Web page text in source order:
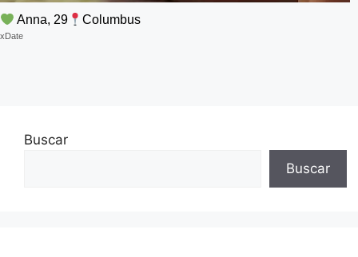
Anna, 29 Columbus
xDate
Buscar
Buscar